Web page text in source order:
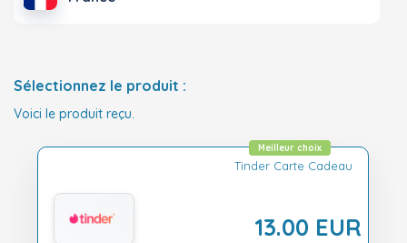
Sélectionnez le produit :
Voici le produit reçu.
Tinder Carte Cadeau
13.00 EUR
Meilleur choix